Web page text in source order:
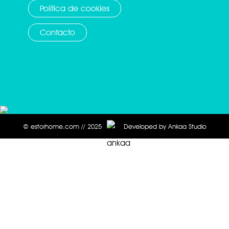
Política de cookies
Contacto
© estorhome.com // 2025 Developed by Ankaa Studio